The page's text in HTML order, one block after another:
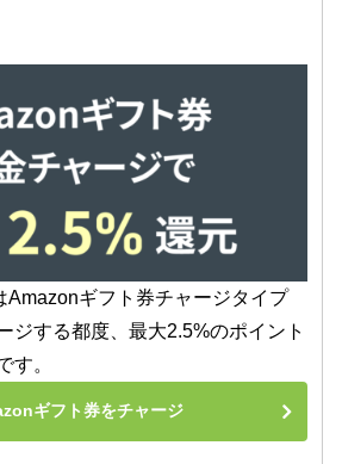
Amazonギフト券チャージタイプ
ジする都度、最大2.5%のポイント
す。
ギフト券をチャージ